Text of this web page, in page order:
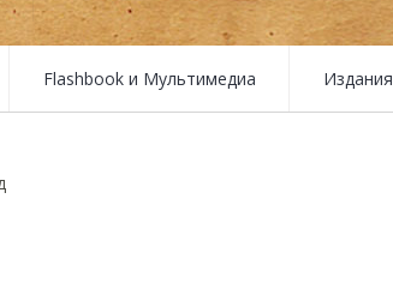
Flashbook и Мультимедиа Издания